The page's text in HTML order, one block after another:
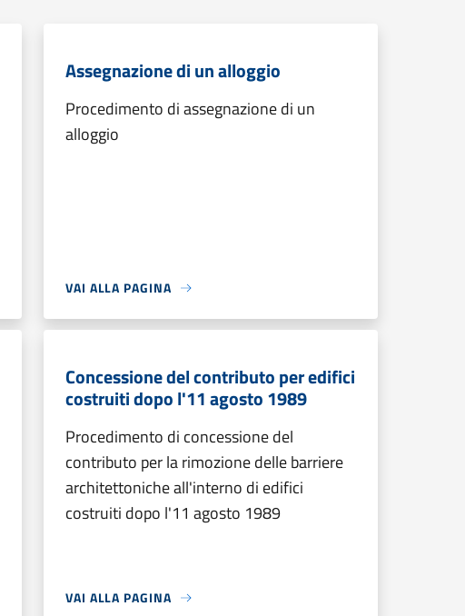
Assegnazione di un alloggio
Procedimento di assegnazione di un
alloggio
VAI ALLA PAGINA
Concessione del contributo per edifici
costruiti dopo l'11 agosto 1989
Procedimento di concessione del
contributo per la rimozione delle barriere
architettoniche all'interno di edifici
costruiti dopo l'11 agosto 1989
VAI ALLA PAGINA